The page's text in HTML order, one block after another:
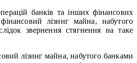
банків та інших фінансових
лізинг майна, набутого
звернення стягнення на таке
лізинг майна, набутого банками